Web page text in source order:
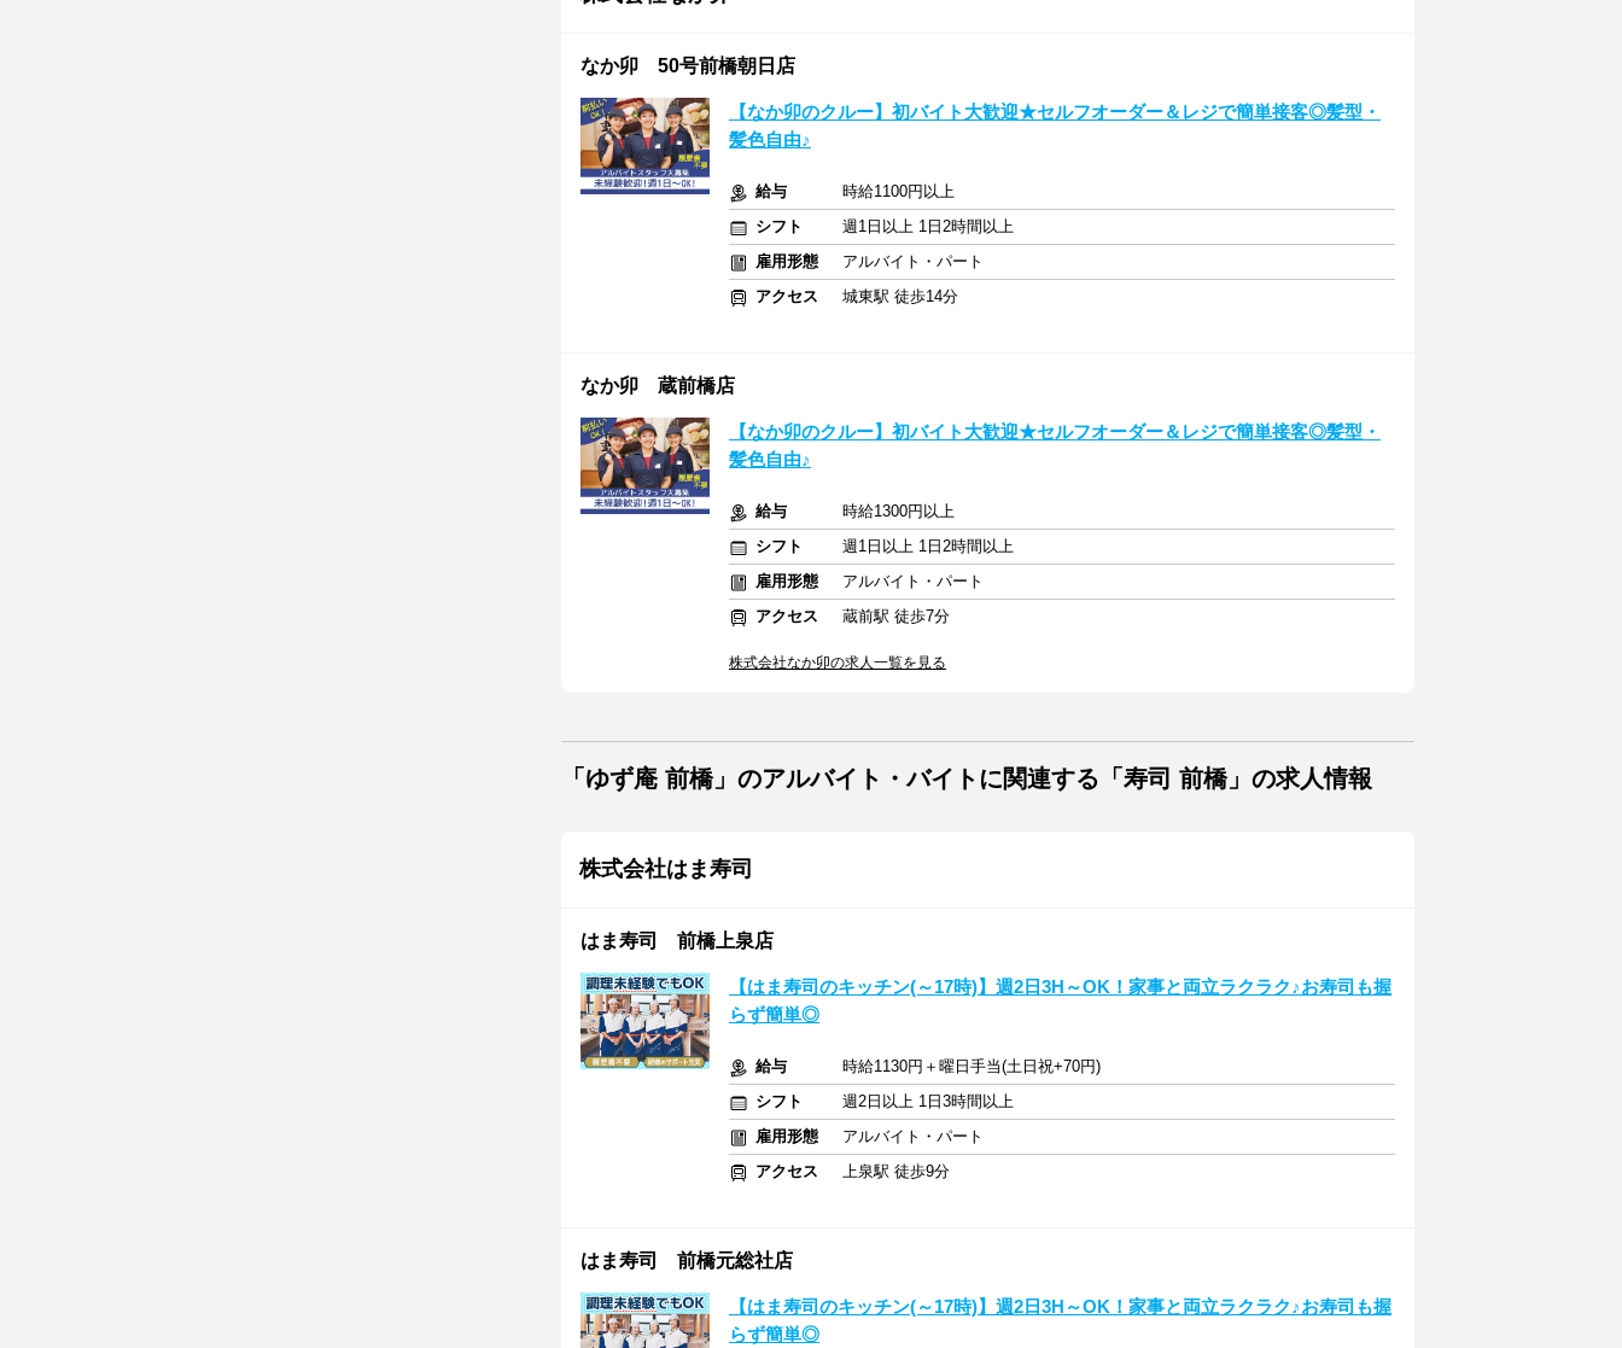
なか卯 50号前橋朝日店
【なか卯のクルー】初バイト大歓迎★セルフオーダー＆レジで簡単接客◎髪型・
髪色自由♪
給与
時給1100円以上
シフト
週1日以上 1日2時間以上
雇用形態
アルバイト・パート
アクセス
城東駅 徒歩14分
なか卯 蔵前橋店
【なか卯のクルー】初バイト大歓迎★セルフオーダー＆レジで簡単接客◎髪型・
髪色自由♪
給与
時給1300円以上
シフト
週1日以上 1日2時間以上
雇用形態
アルバイト・パート
アクセス
蔵前駅 徒歩7分
株式会社なか卯の求人一覧を見る
「ゆず庵 前橋」のアルバイト・バイトに関連する「寿司 前橋」の求人情報
株式会社はま寿司
はま寿司 前橋上泉店
【はま寿司のキッチン(～17時)】週2日3H～OK！家事と両立ラクラク♪お寿司も握
らず簡単◎
給与
時給1130円＋曜日手当(土日祝+70円)
シフト
週2日以上 1日3時間以上
雇用形態
アルバイト・パート
アクセス
上泉駅 徒歩9分
はま寿司 前橋元総社店
【はま寿司のキッチン(～17時)】週2日3H～OK！家事と両立ラクラク♪お寿司も握
らず簡単◎